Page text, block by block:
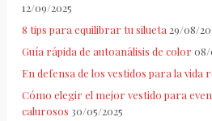
12/09/2025
8 tips para equilibrar tu silueta 29/08/
Guía rápida de autoanálisis de color 08/
En defensa de los vestidos para la vida
Cómo elegir el mejor vestido para
calurosos 30/05/2025